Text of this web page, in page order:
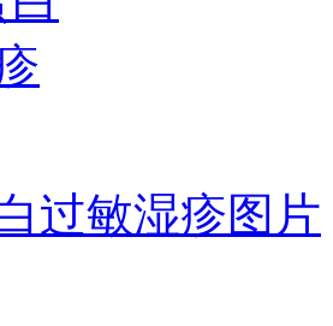
过敏湿疹图片